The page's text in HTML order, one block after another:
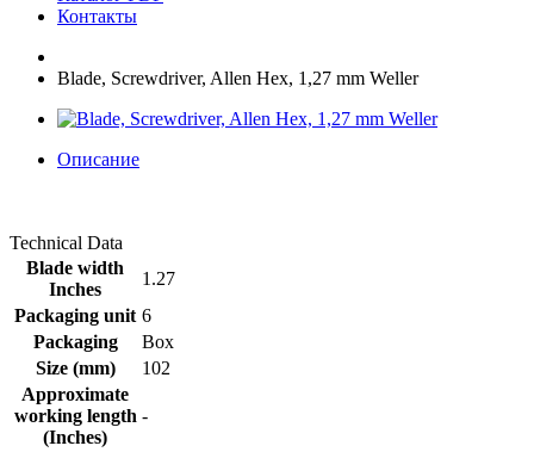
Контакты
Blade, Screwdriver, Allen Hex, 1,27 mm Weller
Описание
Technical Data
Blade width
Inches
1.27
Packaging unit 6
Packaging
Box
Size (mm)
102
Approximate
working length
(Inches)
-